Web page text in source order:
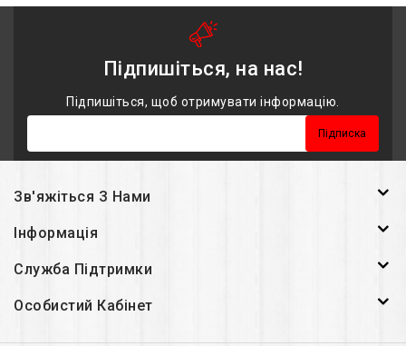
Підпишіться, на нас!
Підпишіться, щоб отримувати інформацію.
Підписка
Зв'яжіться З Нами
Інформація
Служба Підтримки
Особистий Кабінет